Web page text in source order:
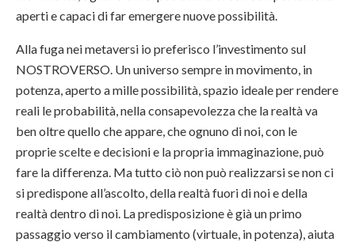
aperti e capaci di far emergere nuove possibilità.
Alla fuga nei metaversi io preferisco l’investimento sul
NOSTROVERSO. Un universo sempre in movimento, in
potenza, aperto a mille possibilità, spazio ideale per rendere
reali le probabilità, nella consapevolezza che la realtà va
ben oltre quello che appare, che ognuno di noi, con le
proprie scelte e decisioni e la propria immaginazione, può
fare la differenza. Ma tutto ciò non può realizzarsi se non ci
si predispone all’ascolto, della realtà fuori di noi e della
realtà dentro di noi. La predisposizione è già un primo
passaggio verso il cambiamento (virtuale, in potenza), aiuta